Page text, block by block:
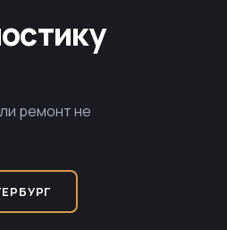
ремонт не